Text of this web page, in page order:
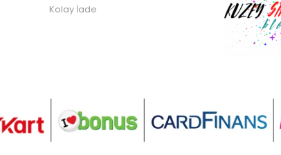
Kolay İade